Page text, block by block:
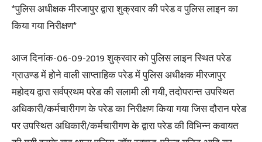
*पुलिस अधीक्षक मीरजापुर द्वारा शुक्रवार की परेड व पुलिस लाइन का
किया गया निरीक्षण*
आज दिनांक-06-09-2019 शुक्रवार को पुलिस लाइन स्थित परेड
ग्राउण्ड में होने वाली साप्ताहिक परेड में पुलिस अधीक्षक मीरजापुर
महोदय द्वारा सर्वप्रथम परेड की सलामी ली गयी, तदोपरान्त उपस्थित
अधिकारी/कर्मचारीगण के परेड का निरीक्षण किया गया जिस दौरान परेड
पर उपस्थित अधिकारी/कर्मचारीगण के द्वारा परेड की विभिन्न कवायत